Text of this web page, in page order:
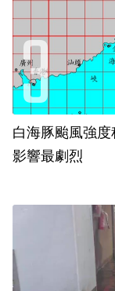
白海豚颱風強
影響最劇烈